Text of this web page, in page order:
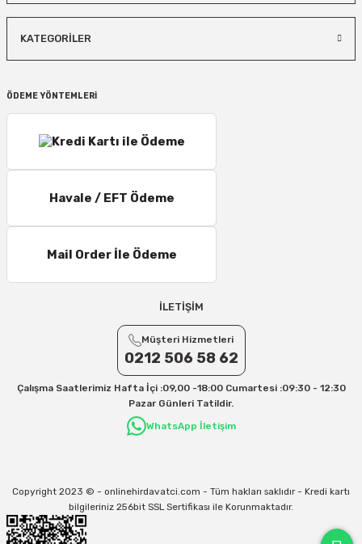
KATEGORİLER
ÖDEME YÖNTEMLERİ
Havale / EFT Ödeme
Mail Order İle Ödeme
İLETİŞİM
Müşteri Hizmetleri
0212 506 58 62
Çalışma Saatlerimiz Hafta İçi :09,00 -18:00 Cumartesi :09:30 - 12:30
Pazar Günleri Tatildir.
WhatsApp İletişim
Copyright 2023 © - onlinehirdavatci.com - Tüm hakları saklıdır - Kredi kartı
bilgileriniz 256bit SSL Sertifikası ile Korunmaktadır.